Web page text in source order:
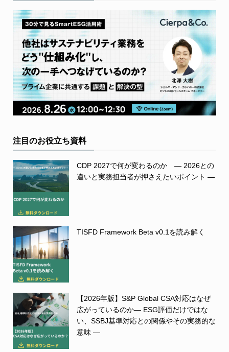
注目のお役立ち資料
CDP 2027で何が変わるのか ― 2026との
違いと実務担当者が押さえたいポイント ―
TISFD Framework Beta v0.1を読み解く
【2026年版】S&P Global CSA対応はなぜ
広がっているのか― ESG評価だけではな
い、SSBJ基準対応との関係やその実務的な
意味 ―